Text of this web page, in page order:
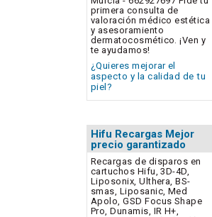
primera consulta de
valoración médico estética
y asesoramiento
dermatocosmético. ¡Ven y
te ayudamos!
¿Quieres mejorar el
aspecto y la calidad de tu
piel?
Hifu Recargas Mejor
precio garantizado
Recargas de disparos en
cartuchos Hifu, 3D-4D,
Liposonix, Ulthera, BS-
smas, Liposanic, Med
Apolo, GSD Focus Shape
Pro, Dunamis, IR H+,